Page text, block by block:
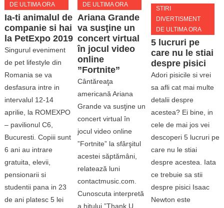
DE ULTIMA ORA
Ia-ti animalul de
companie si hai
la PetExpo 2019
Singurul eveniment
de pet lifestyle din
Romania se va
desfasura intre in
intervalul 12-14
aprilie, la ROMEXPO
– pavilionul C6,
Bucuresti. Copiii sunt
6 ani au intrare
gratuita, elevii,
pensionarii si
studentii pana in 23
de ani platesc 5 lei
DE ULTIMA ORA
Ariana Grande
va susţine un
concert virtual
în jocul video
online
”Fortnite”
Cântăreaţa
americană Ariana
Grande va susţine un
concert virtual în
jocul video online
”Fortnite” la sfârşitul
acestei săptămâni,
relatează luni
contactmusic.com.
Cunoscuta interpretă
a hitului ”Thank U,
STIRI
DIVERTISMENT
DE ULTIMA ORA
5 lucruri pe
care nu le stiai
despre pisici
Adori pisicile si vrei
sa afli cat mai multe
detalii despre
acestea? Ei bine, in
cele de mai jos vei
descoperi 5 lucruri pe
care nu le stiai
despre acestea. Iata
ce trebuie sa stii
despre pisici Isaac
Newton este